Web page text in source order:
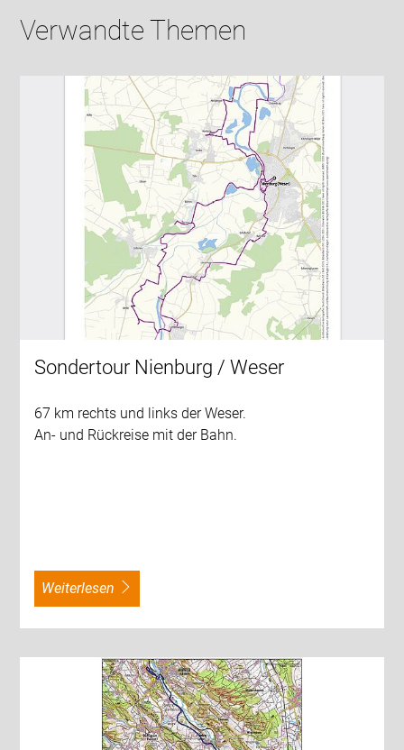
Verwandte Themen
Sondertour Nienburg / Weser
67 km rechts und links der Weser.
An- und Rückreise mit der Bahn.
weiterlesen